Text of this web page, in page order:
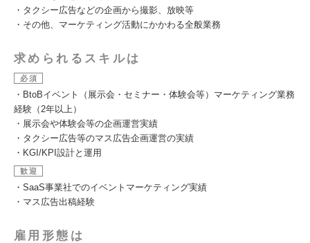
・タクシー広告などの企画から撮影、放映等
・その他、マーケティング活動にかかわる全般業務
求められるスキルは
必須
・BtoBイベント（展示会・セミナー・体験会等）マーケティング業務
経験（2年以上）
・展示会や体験会等の企画運営実績
・タクシー広告等のマス広告企画運営の実績
・KGI/KPI設計と運用
歓迎
・SaaS事業社でのイベントマーケティング実績
・マス広告出稿経験
雇用形態は